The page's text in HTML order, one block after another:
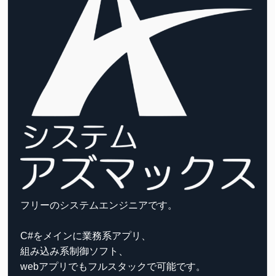
フリーのシステムエンジニアです。
C#をメインに業務系アプリ、
組み込み系制御ソフト、
webアプリでもフルスタックで可能です。